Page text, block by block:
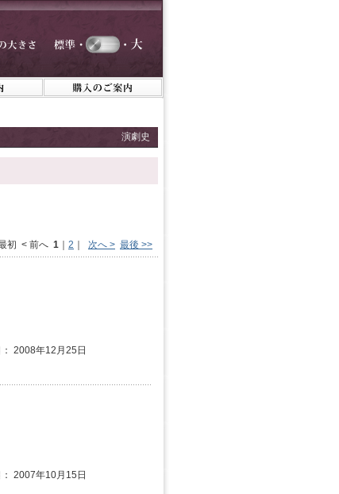
演劇史
初 < 前へ 1 2 次へ > 最後 >>
2008年12月25日
2007年10月15日